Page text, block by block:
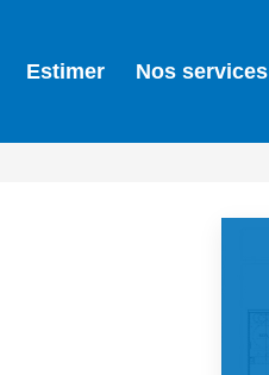
Estimer Nos services